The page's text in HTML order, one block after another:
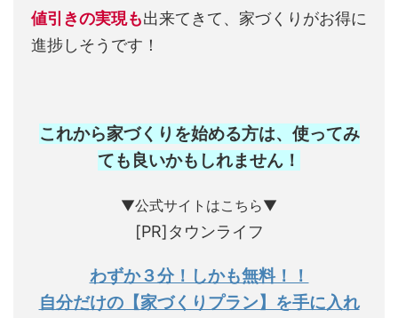
値引きの実現も出来てきて、家づくりがお得に
進捗しそうです！
これから家づくりを始める方は、使ってみ
ても良いかもしれません ！
▼公式サイトはこちら▼
[PR]タウンライフ
わずか３分！しかも無料！！
自分だけの【家づくりプラン】を手に入れ